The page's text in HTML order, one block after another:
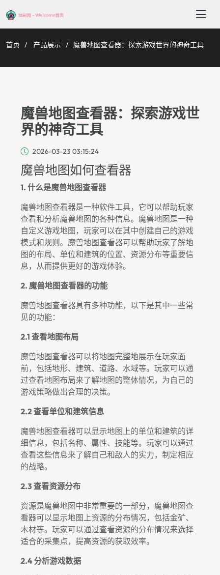
首页 产品展示 魔兽地图查看器：探索游戏世界的神奇工具
魔兽地图查看器：探索游戏世
界的神奇工具
2026-03-23 03:15:24
魔兽地图如何查看器
1. 什么是魔兽地图查看器
魔兽地图查看器是一种软件工具，它可以帮助玩家
查看和分析魔兽地图的各种信息。魔兽地图是一种
自定义游戏地图，玩家可以在其中创建自己的游戏
模式和规则。魔兽地图查看器可以帮助玩家了解地
图的布局、单位和建筑的位置、资源分布等重要信
息，从而提供更好的游戏体验。
2. 魔兽地图查看器的功能
魔兽地图查看器具有多种功能，以下是其中一些常
见的功能：
2.1 查看地图布局
魔兽地图查看器可以将地图完整地展示在玩家面
前，包括地形、建筑、道路、水域等。玩家可以通
过查看地图布局来了解地图的整体情况，为自己的
游戏策略做出合理的决策。
2.2 查看单位和建筑信息
魔兽地图查看器可以显示地图上的单位和建筑的详
细信息，包括名称、属性、技能等。玩家可以通过
查看这些信息来了解自己和敌人的实力，制定相应
的战略。
2.3 查看资源分布
资源是魔兽地图中非常重要的一部分，魔兽地图查
看器可以显示地图上资源的分布情况，包括金矿、
木材等。玩家可以通过查看资源的分布情况来选择
适合的采集点，提高资源的获取效率。
2.4 分析游戏数据